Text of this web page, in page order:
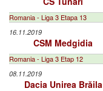
Romania - Liga 3 Etapa 13
16.11.2019
CSM Medgidia
Romania - Liga 3 Etap 12
08.11.2019
Dacia Unirea Brăila